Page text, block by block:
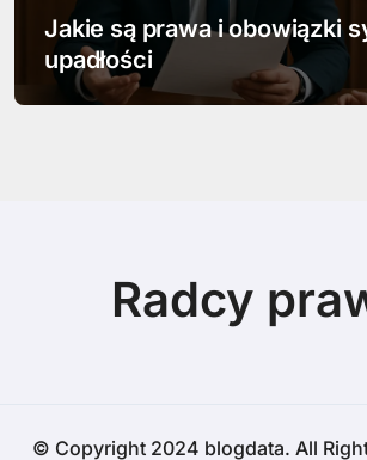
Jak napisać pismo w
spadkowej
Radcy
© Copyright 2024 blogdata. All